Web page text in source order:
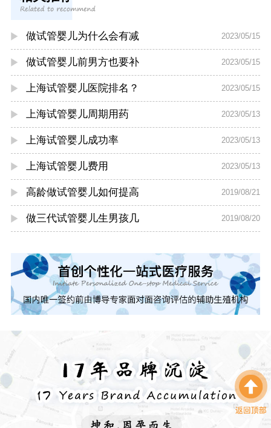
做试管婴儿为什么会有减 2023/05/15
做试管婴儿前男方也要补 2023/05/15
上海试管婴儿医院排名？ 2023/05/15
上海试管婴儿周期用药 2023/05/13
上海试管婴儿成功率 2023/05/13
上海试管婴儿费用 2023/05/13
高龄做试管婴儿如何提高 2019/08/21
做三代试管婴儿生男孩几 2019/08/20